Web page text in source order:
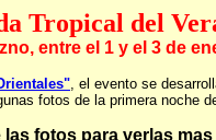
Tropical del
entre el 1 y el 3 de
, el evento se
fotos de la primera noche
las fotos para verlas